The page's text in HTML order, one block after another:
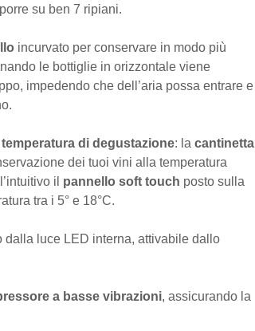
su ben 7 ripiani.
incurvato per conservare in modo più
le bottiglie in orizzontale viene
impedendo che dell’aria possa entrare e
di degustazione: la cantinetta
dei tuoi vini alla temperatura
il pannello soft touch posto sulla
tra i 5° e 18°C.
dalla luce LED interna, attivabile dallo
a basse vibrazioni, assicurando la